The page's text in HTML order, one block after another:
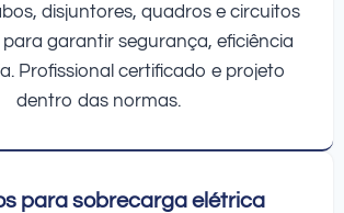
disjuntores, quadros e circuitos
garantir segurança, eficiência
Profissional certificado e projeto
dentro das normas.
para sobrecarga elétrica